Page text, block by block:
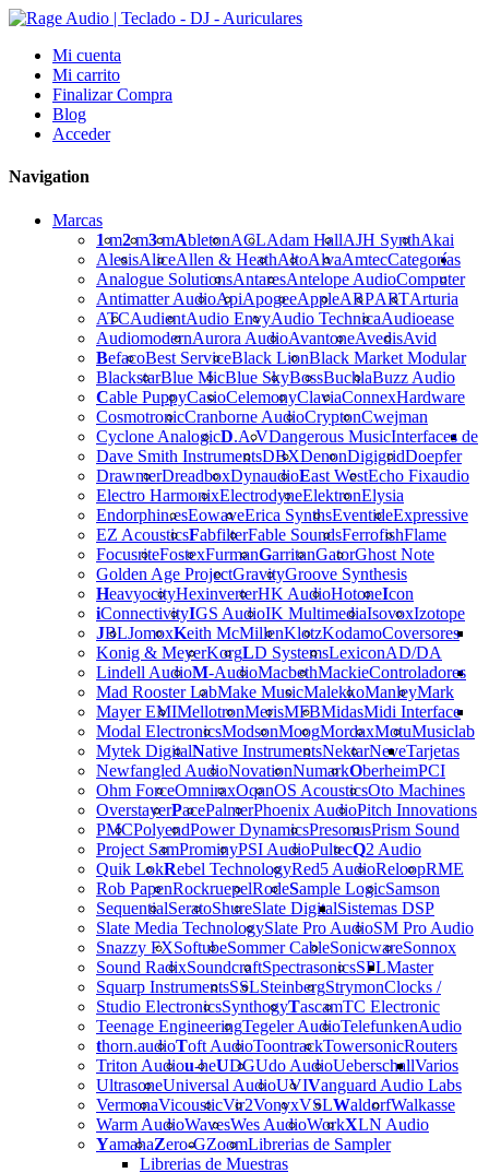
Mi cuenta
Mi carrito
Finalizar Compra
Blog
Acceder
Navigation
Marcas
1m2m3mAbletonACLAdam HallAJH SynthAkai
AlesisAliceAllen & HeathAltoAlvaAmtec
Analogue SolutionsAntaresAntelope Audio
Antimatter AudioApiApogeeAppleARPARTArturia
ATCAudientAudio EnvyAudio TechnicaAudioease
AudiomodernAurora AudioAvantoneAvedisAvid
BefacoBest ServiceBlack LionBlack Market Modular
BlackstarBlue MicBlue SkyBossBuchlaBuzz Audio
Cable PuppyCasioCelemonyClaviaConnex
CosmotronicCranborne AudioCryptonCwejman
Cyclone AnalogicD.A.VDangerous Music
Dave Smith InstrumentsDBXDenonDigigridDoepfer
DrawmerDreadboxDynaudioEast WestEcho Fix
Electro HarmonixElectrodyneElektronElysia
Endorphin.esEowaveErica SynthsEventideExpressive
EZ AcousticsFabfilterFable SoundsFerrofishFlame
FocusriteFostexFurmanGarritanGatorGhost Note
Golden Age ProjectGravityGroove Synthesis
HeavyocityHexinverterHK AudioHotoneIcon
iConnectivityIGS AudioIK MultimediaIsovoxIzotope
JBLJomoxKeith McMillenKlotzKodamo
Konig & MeyerKorgLD SystemsLexicon
Lindell AudioM-AudioMacbethMackie
Mad Rooster LabMake MusicMalekkoManleyMark
Mayer EMIMellotronMerisMFBMidas
Modal ElectronicsModsonMoogMordaxMotuMusiclab
Mytek DigitalNative InstrumentsNektarNeve
Newfangled AudioNovationNumarkOberheim
Ohm ForceOmniraxOqanOS AcousticsOto Machines
OverstayerPacePalmerPhoenix AudioPitch Innovations
PMCPolyendPower DynamicsPresonusPrism Sound
Project SamProminyPSI AudioPultecQ2 Audio
Quik LokRebel TechnologyRed5 AudioReloopRME
Rob PapenRockruepelRodeSample LogicSamson
SequentialSeratoShureSlate Digital
Slate Media TechnologySlate Pro AudioSM Pro Audio
Snazzy FXSoftubeSommer CableSonicwareSonnox
Sound RadixSoundcraftSpectrasonicsSPL
Squarp InstrumentsSSLSteinbergStrymon
Studio ElectronicsSynthogyTascamTC Electronic
Teenage EngineeringTegeler AudioTelefunken
thorn.audioToft AudioToontrackTowersonic
Triton Audiou-heUDGUdo AudioUeberschall
UltrasoneUniversal AudioUVIVanguard Audio Labs
VermonaVicousticVir2VonyxVSLWaldorfWalkasse
Warm AudioWavesWes AudioWorkXLN Audio
YamahaZero-GZoom
Categorías
Computer
Hardware
Interfaces de
audio
Coversores
AD/DA
Controladores
Midi Interface
Tarjetas
PCI
Sistemas DSP
Master
Clocks /
Audio
Routers
Varios
Librerias de Sampler
Librerias de Muestras